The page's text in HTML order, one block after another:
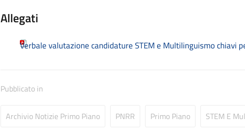
Allegati
Verbale valutazione candidature STEM e Multilinguismo chiavi
Pubblicato in
Archivio Notizie Primo Piano PNRR Primo Piano STEM E